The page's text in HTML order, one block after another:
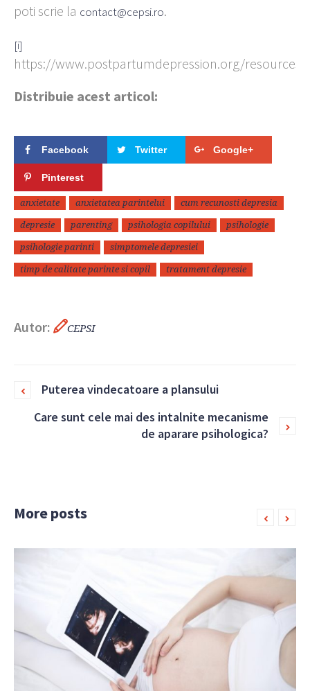
poti scrie la contact@cepsi.ro.
[i]
https://www.postpartumdepression.org/resources/
Distribuie acest articol:
Facebook Twitter Google+
Pinterest
anxietate anxietatea parintelui cum recunosti depresia
depresie parenting psihologia copilului psihologie
psihologie parinti simptomele depresiei
timp de calitate parinte si copil tratament depresie
Autor: CEPSI
Puterea vindecatoare a plansului
Care sunt cele mai des intalnite mecanisme
de aparare psihologica?
More posts